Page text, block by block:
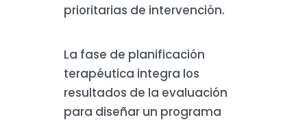
prioritarias de intervención.
La fase de planificación
terapéutica integra los
resultados de la evaluación
para diseñar un programa